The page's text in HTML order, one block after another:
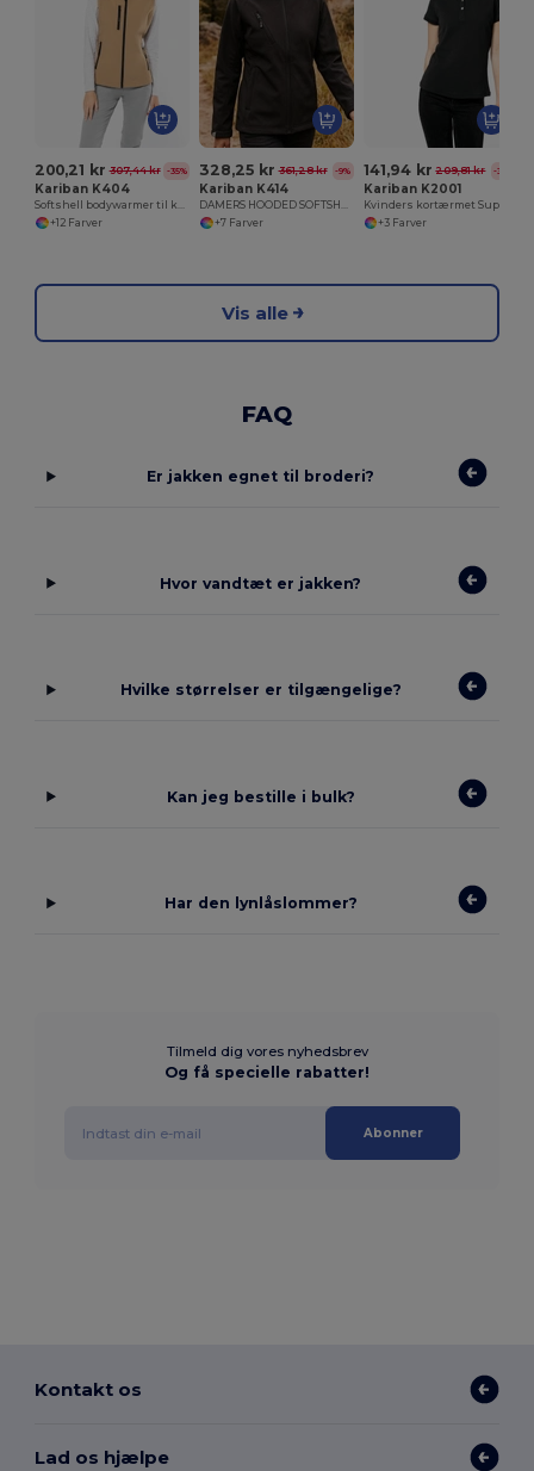
200,21 kr 307,44 kr -35%
Kariban K404
Softshell bodywarmer til kvinder
+12 Farver
328,25 kr 361,28 kr -9%
Kariban K414
DAMERS HOODED SOFTSHELL JAKKE
+7 Farver
141,94 kr 209,81 kr -32%
Kariban K2001
+3 Farver
Vis alle
FAQ
Er jakken egnet til broderi?
Hvor vandtæt er jakken?
Hvilke størrelser er tilgængelige?
Kan jeg bestille i bulk?
Har den lynlåslommer?
Tilmeld dig vores nyhedsbrev
Og få specielle rabatter!
Abonner
Kontakt os
Lad os hjælpe